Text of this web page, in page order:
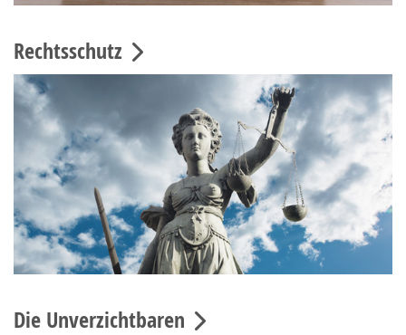
Rechtsschutz
Die Unverzichtbaren